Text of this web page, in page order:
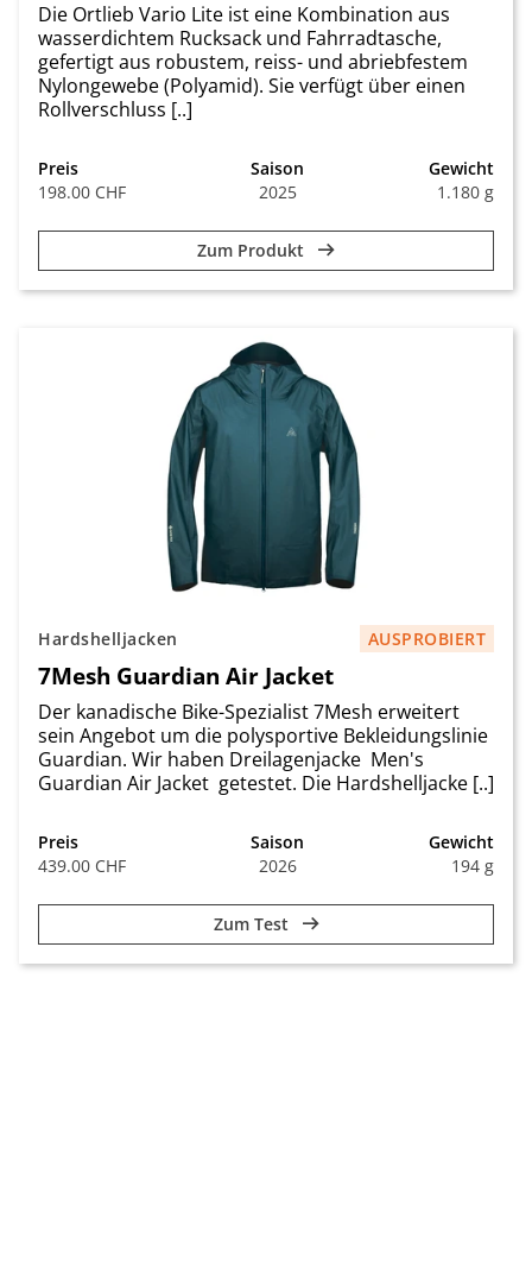
Die Ortlieb Vario Lite ist eine Kombination aus
wasserdichtem Rucksack und Fahrradtasche,
gefertigt aus robustem, reiss- und abriebfestem
Nylongewebe (Polyamid). Sie verfügt über einen
Rollverschluss [..]
Preis
198.00 CHF
Saison
2025
Gewicht
1.180 g
Zum Produkt
Hardshelljacken AUSPROBIERT
7Mesh Guardian Air Jacket
Der kanadische Bike-Spezialist 7Mesh erweitert
sein Angebot um die polysportive Bekleidungslinie
Guardian. Wir haben Dreilagenjacke Men's
Guardian Air Jacket getestet. Die Hardshelljacke [..]
Preis
439.00 CHF
Saison
2026
Gewicht
194 g
Zum Test